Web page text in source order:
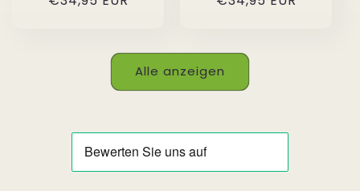
Alle anzeigen